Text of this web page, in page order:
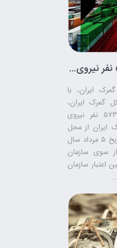
مجوز استخدام ۵۷۳ نفر نیروی جدید در گمرک صادر شد
ایران، با
گمرک ایران،
مجوز جذب و بکارگیری ۵۷۳ نفر نیروی
ایران از محل
آزمون استخدامی که در تاریخ ۵ مرداد سال
از سوی سازمان
اعتبار سازمان